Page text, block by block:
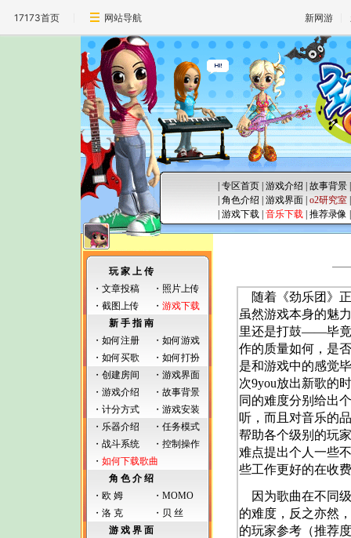
17173首页 网站导航 新网游
|专区首页 |游戏介绍 |故事背景
|角色介绍 |游戏界面 |o2研究室
|游戏下载 |音乐下载 |推荐录像
玩 家 上 传
・ 文章投稿 ・ 照片上传
・ 截图上传 ・ 游戏下载
新 手 指 南
・ 如何注册 ・ 如何游戏
・ 如何买歌 ・ 如何打扮
・ 创建房间 ・ 游戏界面
・ 游戏介绍 ・ 故事背景
・计分方式
・ 游戏安装
・ 乐器介绍 ・ 任务模式
・ 战斗系统 ・ 控制操作
・ 如何下载歌曲
角 色 介 绍
・ 欧 姆 ・ MOMO
・ 洛 克 ・ 贝 丝
游 戏 界 面
随着《劲乐团》
虽然游戏本身的魅
里还是打鼓――毕竟
作的质量如何，是
是和游戏中的感觉
次9you放出新歌的
同的难度分别给出
听，而且对音乐的
帮助各个级别的玩
难点提出个人一些
些工作更好的在收
因为歌曲在不同
的难度，反之亦然
的玩家参考（推荐